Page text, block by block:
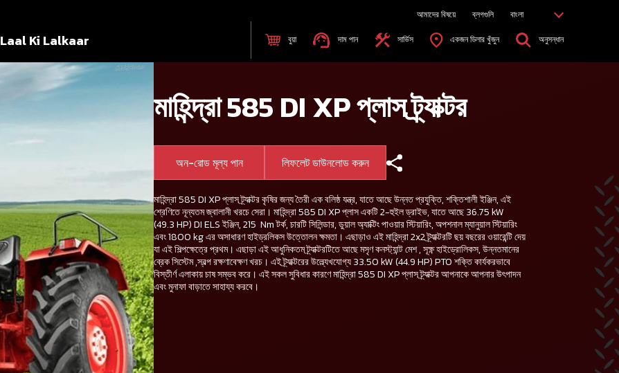
আমাদের বিষয়ে ব্লগগুলি বাংলা
Laal Ki Lalkaar বুয়া দাম পান সার্ভিস একজন ডিলার খুঁজুন অনুসন্ধান
মাহিন্দ্রা 585 DI XP প্লাস ট্র্যাক্টর
অন-রোড মূল্য পান লিফলেট ডাউনলোড করুন
মাহিন্দ্রা 585 DI XP প্লাস ট্র্যাক্টর কৃষির জন্য তৈরী এক বলিষ্ঠ যন্ত্র, যাতে আছে উন্নত প্রযুক্তি, শক্তিশালী ইঞ্জিন, এই
শ্রেণিতে নূন্যতম জ্বালানী খরচে সেরা। মাহিন্দ্রা 585 DI XP প্লাস একটি 2-হুইল ড্রাইভ, যাতে আছে 36.75 kW
(49.3 HP) DI ELS ইঞ্জিন, 215 Nm টর্ক, চারটি সিলিন্ডার, ডুয়াল অ্যাক্টিং পাওয়ার স্টিয়ারিং, অপশনাল ম্যানুয়াল স্টিয়ারিং
এবং 1800 kg এর অসাধারণ হাইড্রলিকস উত্তোলন ক্ষমতা। এছাড়াও এই মাহিন্দ্রা 2x2 ট্র্যাক্টরটি ছয় বছরের ওয়ারেন্টি দেয়
যা এই শিল্পক্ষেত্রে প্রথম। এছাড়া এই আধুনিকতম ট্র্যাক্টরটিতে আছে মসৃণ কনস্ট্যান্ট মেশ , সূক্ষ্ণ হাইড্রোলিকস, উন্নতমানের
ব্রেক সিস্টেম ,স্বল্প রক্ষণাবেক্ষণ খরচ। এই ট্র্যাক্টরের উল্ল্যেখযোগ্য 33.50 kW (44.9 HP) PTO শক্তি কার্যকরভাবে
বিস্তীর্ণ এলাকায় চাষ সম্ভব করে। এই সকল সুবিধার কারণে মাহিন্দ্রা 585 DI XP প্লাস ট্র্যাক্টর আপনাকে আপনার উৎপাদন
এবং মুনাফা বাড়াতে সাহায্য করবে।